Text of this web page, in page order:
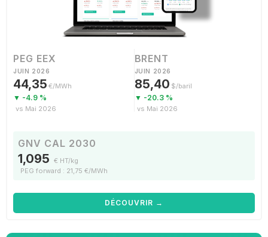
PEG EEX
JUIN 2026
44,35 €/MWh
▼ -4.9 %
vs Mai 2026
BRENT
JUIN 2026
85,40 $/baril
▼ -20.3 %
vs Mai 2026
GNV CAL 2030
1,095 € HT/kg
PEG forward : 21,75 €/MWh
DÉCOUVRIR →